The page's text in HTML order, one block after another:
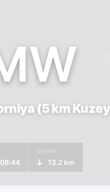
(5 km
Derinlik
13.2 km